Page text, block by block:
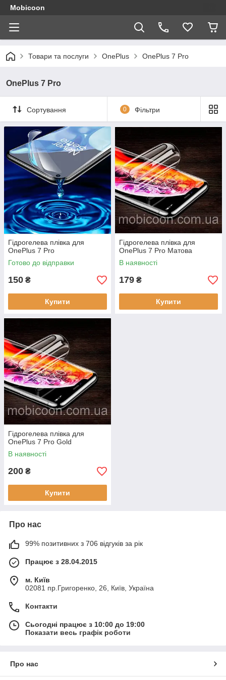
Mobicoon
Товари та послуги OnePlus OnePlus 7 Pro
OnePlus 7 Pro
Сортування 0 Фільтри
Гідрогелева плівка для
OnePlus 7 Pro
Готово до відправки
150 ₴
Купити
Гідрогелева плівка для
OnePlus 7 Pro Матова
В наявності
179 ₴
Купити
Гідрогелева плівка для
OnePlus 7 Pro Gold
В наявності
200 ₴
Купити
Про нас
99% позитивних з 706 відгуків за рік
Працює з 28.04.2015
м. Київ
02081 пр.Григоренко, 26, Київ, Україна
Контакти
Сьогодні працює з 10:00 до 19:00
Показати весь графік роботи
Про нас